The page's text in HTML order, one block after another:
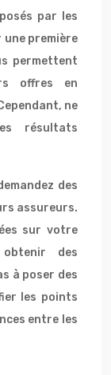
par les
une première
permettent
offres en
ne
résultats
des
assureurs.
sur votre
des
à poser des
les points
entre les